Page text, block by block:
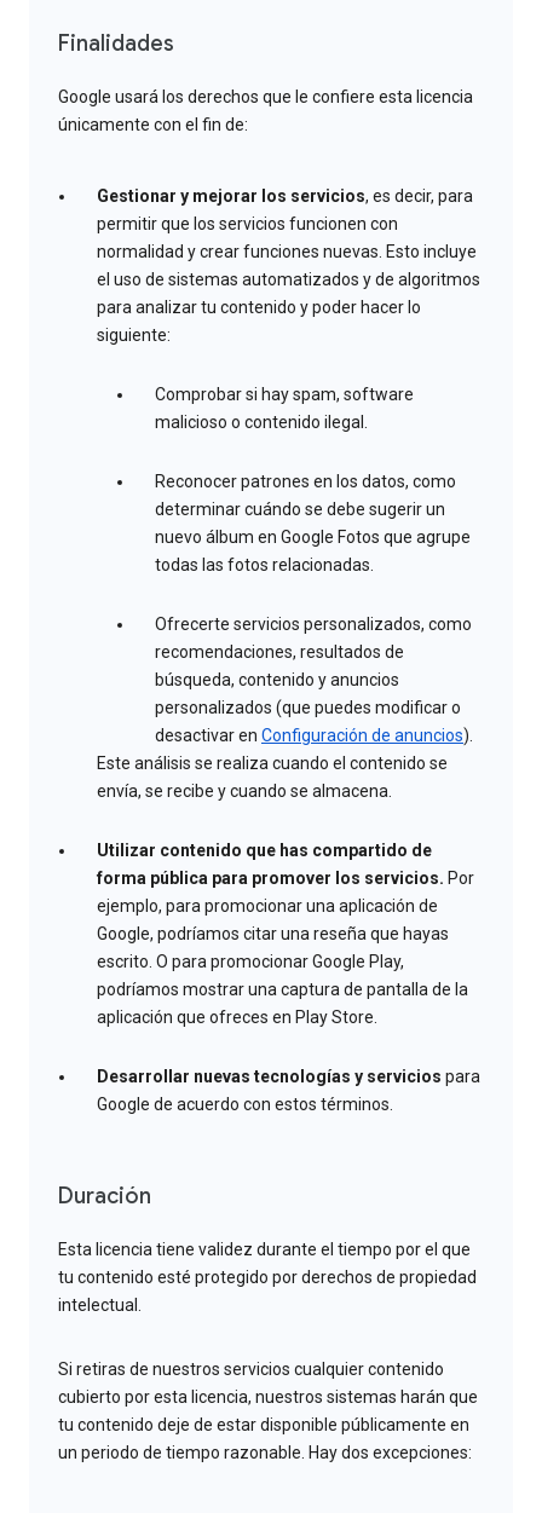
Finalidades
Google usará los derechos que le confiere esta licencia
únicamente con el fin de:
Gestionar y mejorar los servicios, es decir, para
permitir que los servicios funcionen con
normalidad y crear funciones nuevas. Esto incluye
el uso de sistemas automatizados y de algoritmos
para analizar tu contenido y poder hacer lo
siguiente:
Comprobar si hay spam, software
malicioso o contenido ilegal.
Reconocer patrones en los datos, como
determinar cuándo se debe sugerir un
nuevo álbum en Google Fotos que agrupe
todas las fotos relacionadas.
Ofrecerte servicios personalizados, como
recomendaciones, resultados de
búsqueda, contenido y anuncios
personalizados (que puedes modificar o
desactivar en Configuración de anuncios).
Este análisis se realiza cuando el contenido se
envía, se recibe y cuando se almacena.
Utilizar contenido que has compartido de
forma pública para promover los servicios. Por
ejemplo, para promocionar una aplicación de
Google, podríamos citar una reseña que hayas
escrito. O para promocionar Google Play,
podríamos mostrar una captura de pantalla de la
aplicación que ofreces en Play Store.
Desarrollar nuevas tecnologías y servicios para
Google de acuerdo con estos términos.
Duración
Esta licencia tiene validez durante el tiempo por el que
tu contenido esté protegido por derechos de propiedad
intelectual.
Si retiras de nuestros servicios cualquier contenido
cubierto por esta licencia, nuestros sistemas harán que
tu contenido deje de estar disponible públicamente en
un periodo de tiempo razonable. Hay dos excepciones: